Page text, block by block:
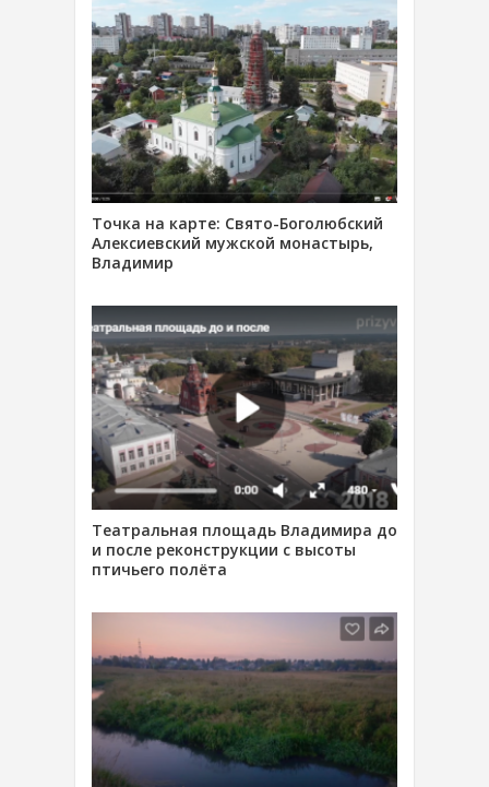
Точка на карте: Свято-Боголюбский
Алексиевский мужской монастырь,
Владимир
Театральная площадь Владимира до
и после реконструкции с высоты
птичьего полёта